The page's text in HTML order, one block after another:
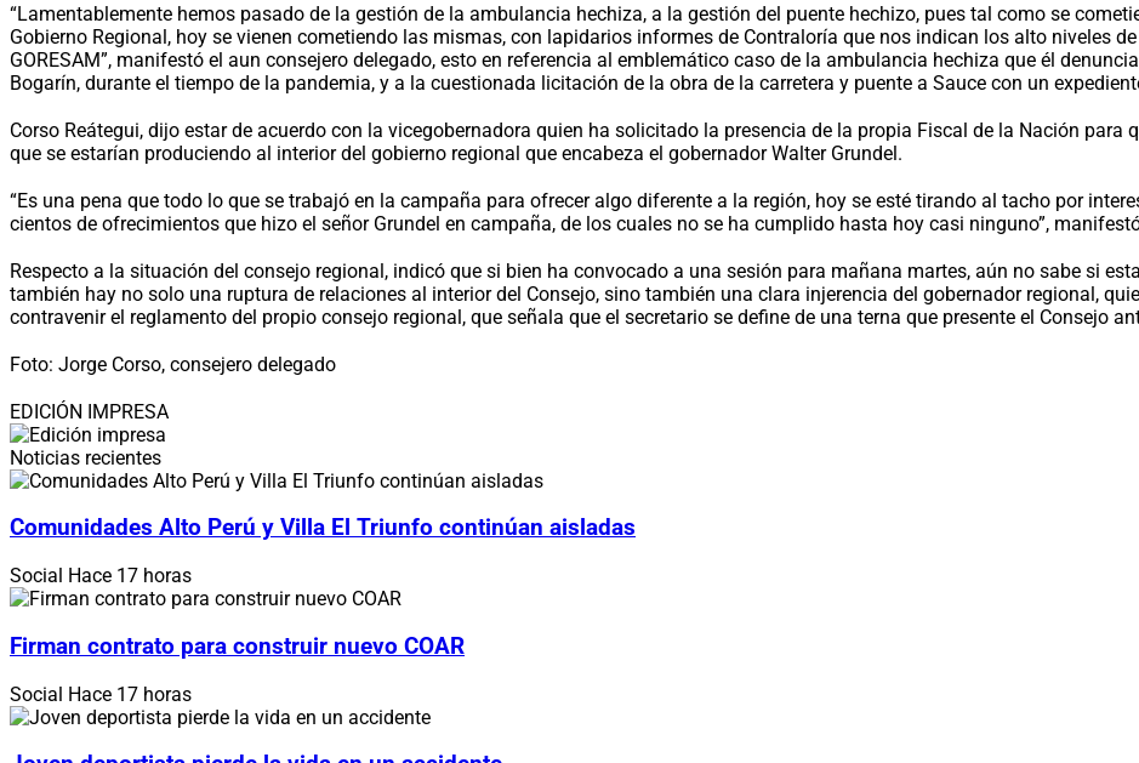
“Lamentablemente hemos pasado de la gestión de la ambulancia hechiza, a la gestión del puente hechizo, pues tal como se
Gobierno Regional, hoy se vienen cometiendo las mismas, con lapidarios informes de Contraloría que nos indican los alto niveles
GORESAM”, manifestó el aun consejero delegado, esto en referencia al emblemático caso de la ambulancia hechiza que él
Bogarín, durante el tiempo de la pandemia, y a la cuestionada licitación de la obra de la carretera y puente a Sauce con un
Corso Reátegui, dijo estar de acuerdo con la vicegobernadora quien ha solicitado la presencia de la propia Fiscal de la Nación para
que se estarían produciendo al interior del gobierno regional que encabeza el gobernador Walter Grundel.
“Es una pena que todo lo que se trabajó en la campaña para ofrecer algo diferente a la región, hoy se esté tirando al tacho por
cientos de ofrecimientos que hizo el señor Grundel en campaña, de los cuales no se ha cumplido hasta hoy casi ninguno”,
Respecto a la situación del consejo regional, indicó que si bien ha convocado a una sesión para mañana martes, aún no sabe si
también hay no solo una ruptura de relaciones al interior del Consejo, sino también una clara injerencia del gobernador regional,
contravenir el reglamento del propio consejo regional, que señala que el secretario se define de una terna que presente el Consejo
Foto: Jorge Corso, consejero delegado
EDICIÓN IMPRESA
Noticias recientes
Comunidades Alto Perú y Villa El Triunfo continúan aisladas
Social Hace 17 horas
Firman contrato para construir nuevo COAR
Social Hace 17 horas